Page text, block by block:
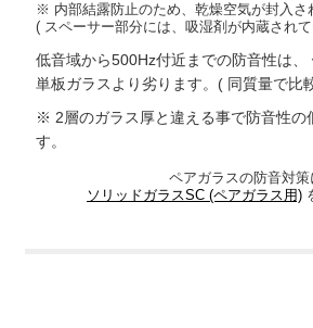
※ 内部結露防止のため、乾燥空気が封入さ
( スペーサー部分には、吸湿剤が内蔵され
低音域から500Hz付近までの防音性は、
単板ガラスより劣ります。( 同質量で比
※ 2層のガラス厚と違える事で防音性の
す。
ペアガラスの防音対策
ソリッドガラスSC (ペアガラス用)